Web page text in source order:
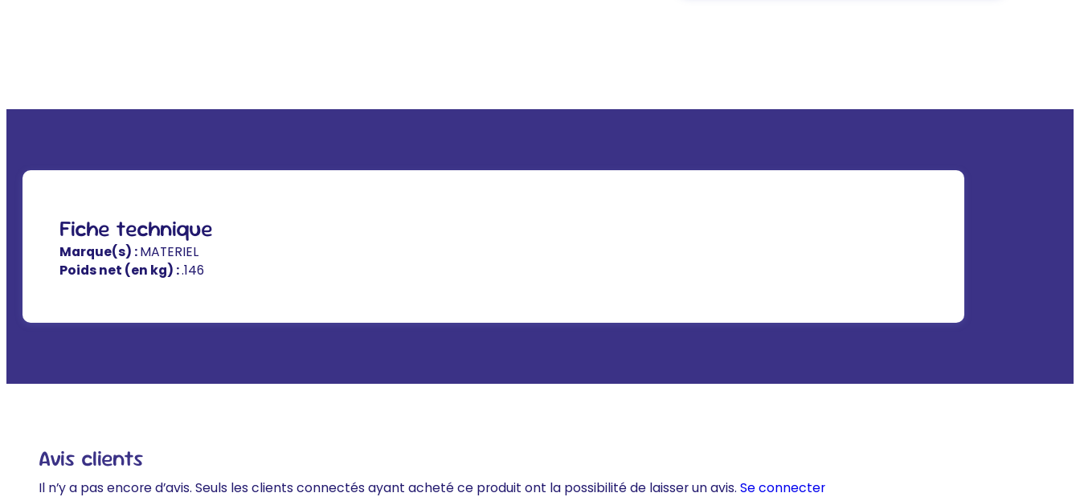
Fiche technique
Marque(s) :MATERIEL
Poids net (en kg) :.146
Avis clients
Il n’y a pas encore d’avis. Seuls les clients connectés ayant acheté ce produit ont la possibilité de laisser un avis. Se connecter